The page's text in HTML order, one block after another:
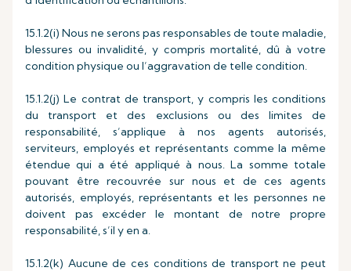
15.1.2(i) Nous ne serons pas responsables de toute maladie,
blessures ou invalidité, y compris mortalité, dû à votre
condition physique ou l’aggravation de telle condition.
15.1.2(j) Le contrat de transport, y compris les conditions
du transport et des exclusions ou des limites de
responsabilité, s’applique à nos agents autorisés,
serviteurs, employés et représentants comme la même
étendue qui a été appliqué à nous. La somme totale
pouvant être recouvrée sur nous et de ces agents
autorisés, employés, représentants et les personnes ne
doivent pas excéder le montant de notre propre
responsabilité, s’il y en a.
15.1.2(k) Aucune de ces conditions de transport ne peut